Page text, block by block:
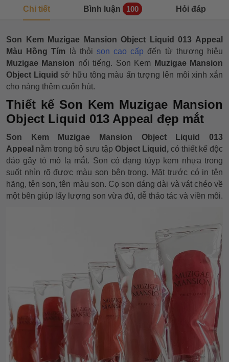
Chi tiết Bình luận 100 Hỏi đáp
Son Kem Muzigae Mansion Object Liquid 013 Appeal
Màu Hồng Tím
là thỏi son cao cấp đến từ thương hiệu
Muzigae Mansion nổi tiếng. Son Kem
Muzigae Mansion
Object Liquid sở hữu tông màu ấn tượng lên môi xinh xắn
cho nàng thêm cuốn hút.
Thiết kế Son Kem Muzigae Mansion
Object Liquid 013 Appeal đẹp mắt
Son Kem Muzigae Mansion Object Liquid 013
Appeal nằm trong bộ sưu tập Object Liquid, có thiết kế độc
đáo gây tò mò lạ mắt. Son có dạng túyp kem nhựa trong
suốt nhìn rõ được màu son bên trong. Mặt trước có in tên
hãng, tên son, tên màu son. Cọ son dáng dài và vát chéo về
một bên giúp lấy lượng son vừa đủ, dễ tháo tác và viền môi.